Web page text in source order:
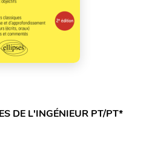
DE L'INGÉNIEUR PT/PT*